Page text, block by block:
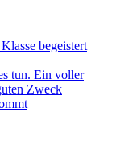
begeistert
tun. Ein voller
Zweck